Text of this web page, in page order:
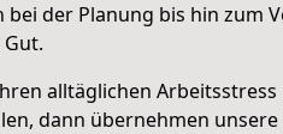
bei der Planung bis hin zum
alltäglichen Arbeitsstress
dann übernehmen